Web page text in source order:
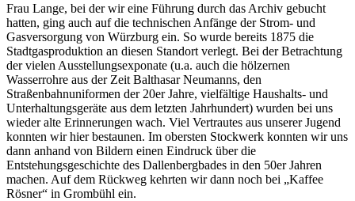
Frau Lange, bei der wir eine Führung durch das Archiv gebucht
hatten, ging auch auf die technischen Anfänge der Strom- und
Gasversorgung von Würzburg ein. So wurde bereits 1875 die
Stadtgasproduktion an diesen Standort verlegt. Bei der Betrachtung
der vielen Ausstellungsexponate (u.a. auch die hölzernen
Wasserrohre aus der Zeit Balthasar Neumanns, den
Straßenbahnuniformen der 20er Jahre, vielfältige Haushalts- und
Unterhaltungsgeräte aus dem letzten Jahrhundert) wurden bei uns
wieder alte Erinnerungen wach. Viel Vertrautes aus unserer Jugend
konnten wir hier bestaunen. Im obersten Stockwerk konnten wir uns
dann anhand von Bildern einen Eindruck über die
Entstehungsgeschichte des Dallenbergbades in den 50er Jahren
machen. Auf dem Rückweg kehrten wir dann noch bei „Kaffee
Rösner“ in Grombühl ein.